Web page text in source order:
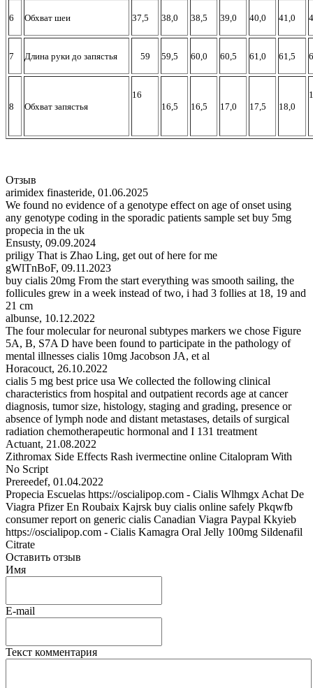
6 Обхват шеи 37,5 38,0 38,5 39,0 40,0 41,0
7 Длина руки до запястья 59 59,5 60,0 60,5 61,0 61,5
8 Обхват запястья
16
16,5
16,5 17,0 17,5 18,0
Отзыв
arimidex finasteride, 01.06.2025
We found no evidence of a genotype effect on age of onset using
any genotype coding in the sporadic patients sample set buy 5mg
propecia in the uk
Ensusty, 09.09.2024
priligy That is Zhao Ling, get out of here for me
gWlTnBoF, 09.11.2023
buy cialis 20mg From the start everything was smooth sailing, the
follicules grew in a week instead of two, i had 3 follies at 18, 19 and
21 cm
albunse, 10.12.2022
The four molecular for neuronal subtypes markers we chose Figure
5A, B, S7A D have been found to participate in the pathology of
mental illnesses cialis 10mg Jacobson JA, et al
Horacouct, 26.10.2022
cialis 5 mg best price usa We collected the following clinical
characteristics from hospital and outpatient records age at cancer
diagnosis, tumor size, histology, staging and grading, presence or
absence of lymph node and distant metastases, details of surgical
radiation chemotherapeutic hormonal and I 131 treatment
Actuant, 21.08.2022
Zithromax Side Effects Rash ivermectine online Citalopram With
No Script
Prereedef, 01.04.2022
Propecia Escuelas https://oscialipop.com - Cialis Wlhmgx Achat De
Viagra Pfizer En Roubaix Kajrsk buy cialis online safely Pkqwfb
consumer report on generic cialis Canadian Viagra Paypal Kkyieb
https://oscialipop.com - Cialis Kamagra Oral Jelly 100mg Sildenafil
Citrate
Оставить отзыв
Имя
E-mail
Текст комментария